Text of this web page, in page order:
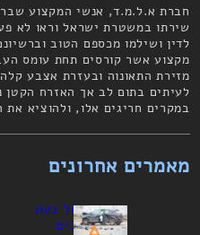
חברת א.ל.מ.ד, אנשי המקצוע
שירתו במשטרת ישראל וראו לא
לדין ושילמו מכספם הטוב
מקצוע אשר קורסים תחת עומס
מזירת התאונוה ובעזרת אצבע
לעיתים בתום לב אך האזרח הקטן
במקרים חריגים אלו, ולהוציא את
מאמרים אחרונים
כיצד לפעול בעת
תאונת דרכים